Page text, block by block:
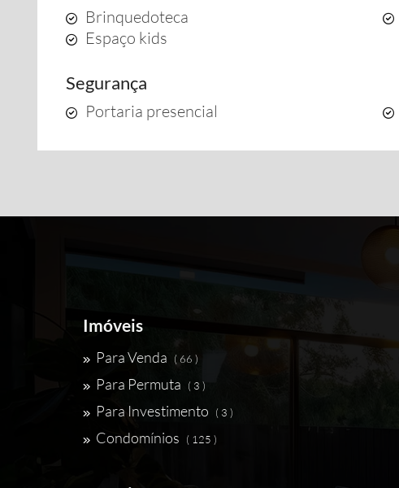
Brinquedoteca
Espaço kids
Segurança
Portaria presencial
Imóveis
Para Venda ( 66 )
Para Permuta ( 3 )
Para Investimento ( 3 )
Condomínios ( 125 )